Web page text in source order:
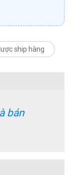
ship hàng
bán